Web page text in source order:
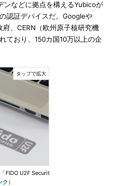
などに拠点を構えるYubicoが
認証デバイスだ。Googleや
、CERN（欧州原子核研究機
ており、150カ国10万以上の企
FIDO U2F Securit
ク）